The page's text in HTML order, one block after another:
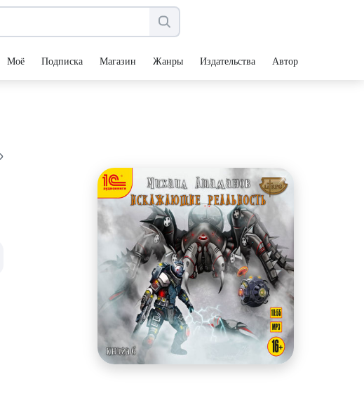
Моё Подписка Магазин Жанры Издательства Авторы